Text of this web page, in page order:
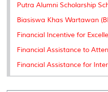
Putra Alumni Scholarship
Biasiswa Khas Wartawan
Financial Incentive for
Financial Assistance to
Financial Assistance for